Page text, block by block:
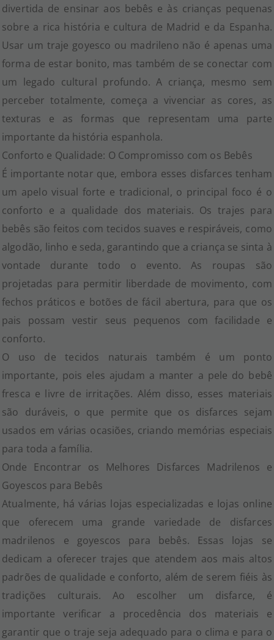
divertida de ensinar aos bebês e às crianças pequenas
sobre a rica história e cultura de Madrid e da Espanha.
Usar um traje goyesco ou madrileno não é apenas uma
forma de estar bonito, mas também de se conectar com
um legado cultural profundo. A criança, mesmo sem
perceber totalmente, começa a vivenciar as cores, as
texturas e as formas que representam uma parte
importante da história espanhola.
Conforto e Qualidade: O Compromisso com os Bebês
É importante notar que, embora esses disfarces tenham
um apelo visual forte e tradicional, o principal foco é o
conforto e a qualidade dos materiais. Os trajes para
bebês são feitos com tecidos suaves e respiráveis, como
algodão, linho e seda, garantindo que a criança se sinta à
vontade durante todo o evento. As roupas são
projetadas para permitir liberdade de movimento, com
fechos práticos e botões de fácil abertura, para que os
pais possam vestir seus pequenos com facilidade e
conforto.
O uso de tecidos naturais também é um ponto
importante, pois eles ajudam a manter a pele do bebê
fresca e livre de irritações. Além disso, esses materiais
são duráveis, o que permite que os disfarces sejam
usados em várias ocasiões, criando memórias especiais
para toda a família.
Onde Encontrar os Melhores Disfarces Madrilenos e
Goyescos para Bebês
Atualmente, há várias lojas especializadas e lojas online
que oferecem uma grande variedade de disfarces
madrilenos e goyescos para bebês. Essas lojas se
dedicam a oferecer trajes que atendem aos mais altos
padrões de qualidade e conforto, além de serem fiéis às
tradições culturais. Ao escolher um disfarce, é
importante verificar a procedência dos materiais e
garantir que o traje seja adequado para o clima e para o